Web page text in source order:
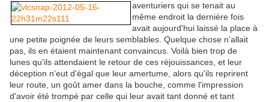
aventuriers qui se tenait au
même endroit la dernière fois
avait aujourd'hui laissé la place à
une petite poignée de leurs semblables. Quelque chose n'allait
pas, ils en étaient maintenant convaincus. Voilà bien trop de
lunes qu'ils attendaient le retour de ces réjouissances, et leur
déception n’eut d'égal que leur amertume, alors qu'ils reprirent
leur route, un goût amer dans la bouche, comme l'impression
d'avoir été trompé par celle qui leur avait tant donné et tant